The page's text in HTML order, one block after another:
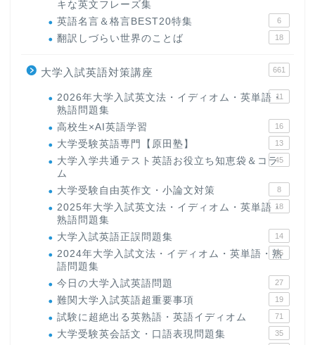
キな英文フレーズ集
英語名言＆格言BEST20特集 6
翻訳しづらい世界のことば 18
大学入試英語対策講座 661
2026年大学入試英文法・イディオム・英単語・
熟語問題集
11
高校生×AI英語学習 16
大学受験英語専門【原田塾】 13
大学入学共通テスト英語お役立ち知恵袋＆コラ
ム
45
大学受験自由英作文・小論文対策 8
2025年大学入試英文法・イディオム・英単語・
熟語問題集
18
大学入試英語正誤問題集 14
2024年大学入試文法・イディオム・英単語・熟
語問題集
15
今日の大学入試英語問題 27
難関大学入試英語超重要事項 19
試験に超絶出る英熟語・英語イディオム 71
大学受験英会話文・口語表現問題集 35